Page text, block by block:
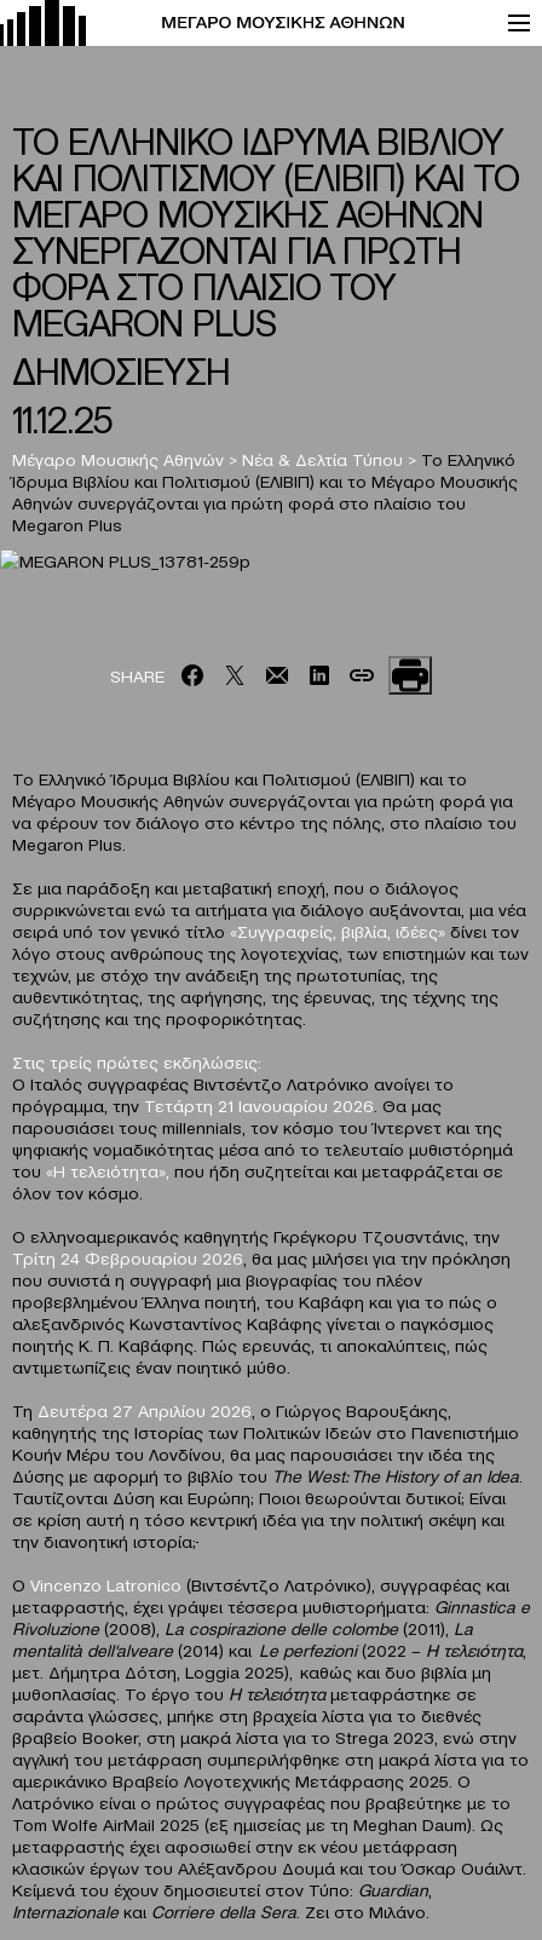
ΤΟ ΕΛΛΗΝΙΚΟ ΙΔΡΥΜΑ ΒΙΒΛΙΟΥ
ΚΑΙ ΠΟΛΙΤΙΣΜΟΥ (ΕΛΙΒΙΠ) ΚΑΙ ΤΟ
ΜΕΓΑΡΟ ΜΟΥΣΙΚΗΣ ΑΘΗΝΩΝ
ΣΥΝΕΡΓΑΖΟΝΤΑΙ ΓΙΑ ΠΡΩΤΗ
ΦΟΡΑ ΣΤΟ ΠΛΑΙΣΙΟ ΤΟΥ
MEGARON PLUS
ΔΗΜΟΣΙΕΥΣΗ
11.12.25
Μέγαρο Μουσικής Αθηνών > Νέα & Δελτία Τύπου > Το Ελληνικό
Ίδρυμα Βιβλίου και Πολιτισμού (ΕΛΙΒΙΠ) και το Μέγαρο Μουσικής
Αθηνών συνεργάζονται για πρώτη φορά στο πλαίσιο του
Megaron Plus
SHARE
Το Ελληνικό Ίδρυμα Βιβλίου και Πολιτισμού (ΕΛΙΒΙΠ) και το
Μέγαρο Μουσικής Αθηνών συνεργάζονται για πρώτη φορά για
να φέρουν τον διάλογο στο κέντρο της πόλης, στο πλαίσιο του
Megaron Plus.
Σε μια παράδοξη και μεταβατική εποχή, που ο διάλογος
συρρικνώνεται ενώ τα αιτήματα για διάλογο αυξάνονται, μια νέα
σειρά υπό τον γενικό τίτλο «Συγγραφείς, βιβλία, ιδέες» δίνει τον
λόγο στους ανθρώπους της λογοτεχνίας, των επιστημών και των
τεχνών, με στόχο την ανάδειξη της πρωτοτυπίας, της
αυθεντικότητας, της αφήγησης, της έρευνας, της τέχνης της
συζήτησης και της προφορικότητας.
Στις τρείς πρώτες εκδηλώσεις:
Ο Ιταλός συγγραφέας Βιντσέντζο Λατρόνικο ανοίγει το
πρόγραμμα, την Τετάρτη 21 Ιανουαρίου 2026 . Θα μας
παρουσιάσει τους millennials, τον κόσμο του Ίντερνετ και της
ψηφιακής νομαδικότητας μέσα από το τελευταίο μυθιστόρημά
του «Η τελειότητα», που ήδη συζητείται και μεταφράζεται σε
όλον τον κόσμο.
Ο ελληνοαμερικανός καθηγητής Γκρέγκορυ Τζουσντάνις, την
Τρίτη 24 Φεβρουαρίου 2026 , θα μας μιλήσει για την πρόκληση
που συνιστά η συγγραφή μια βιογραφίας του πλέον
προβεβλημένου Έλληνα ποιητή, του Καβάφη και για το πώς ο
αλεξανδρινός Κωνσταντίνος Καβάφης γίνεται ο παγκόσμιος
ποιητής Κ. Π. Καβάφης. Πώς ερευνάς, τι αποκαλύπτεις, πώς
αντιμετωπίζεις έναν ποιητικό μύθο.
Τη Δευτέρα 27 Απριλίου 2026 , ο Γιώργος Βαρουξάκης,
καθηγητής της Ιστορίας των Πολιτικών Ιδεών στο Πανεπιστήμιο
Κουήν Μέρυ του Λονδίνου, θα μας παρουσιάσει την ιδέα της
Δύσης με αφορμή το βιβλίο του The West: The History of an Idea
Ταυτίζονται Δύση και Ευρώπη; Ποιοι θεωρούνται δυτικοί; Είναι
σε κρίση αυτή η τόσο κεντρική ιδέα για την πολιτική σκέψη και
την διανοητική ιστορία;
Ο Vincenzo Latronico (Βιντσέντζο Λατρόνικο), συγγραφέας και
μεταφραστής, έχει γράψει τέσσερα μυθιστορήματα: Ginnastica e
Rivoluzione(2008), La cospirazione delle colombe(2011), La
mentalità dell‘alveare(2014) και Le perfezioni(2022 – Η τελειότητα,
μετ. Δήμητρα Δότση, Loggia 2025), καθώς και δυο βιβλία μη
μυθοπλασίας. Το έργο του Η τελειότηταμεταφράστηκε σε
σαράντα γλώσσες, μπήκε στη βραχεία λίστα για το διεθνές
βραβείο Booker, στη μακρά λίστα για το Strega 2023, ενώ στην
αγγλική του μετάφραση συμπεριλήφθηκε στη μακρά λίστα για το
αμερικάνικο Βραβείο Λογοτεχνικής Μετάφρασης 2025. Ο
Λατρόνικο είναι ο πρώτος συγγραφέας που βραβεύτηκε με το
Tom Wolfe AirMail 2025 (εξ ημισείας με τη Meghan Daum). Ως
μεταφραστής έχει αφοσιωθεί στην εκ νέου μετάφραση
κλασικών έργων του Αλέξανδρου Δουμά και του Όσκαρ Ουάιλντ.
Κείμενά του έχουν δημοσιευτεί στον Τύπο: Guardian
Internazionaleκαι Corriere della Sera . Ζει στο Μιλάνο.